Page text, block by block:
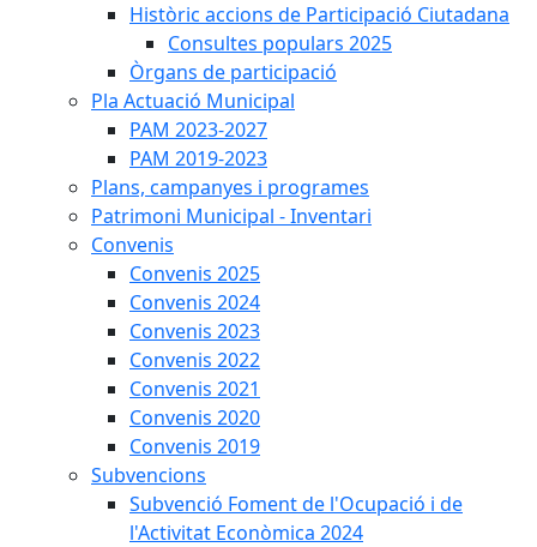
Històric accions de Participació Ciutadana
Consultes populars 2025
Òrgans de participació
Pla Actuació Municipal
PAM 2023-2027
PAM 2019-2023
Plans, campanyes i programes
Patrimoni Municipal - Inventari
Convenis
Convenis 2025
Convenis 2024
Convenis 2023
Convenis 2022
Convenis 2021
Convenis 2020
Convenis 2019
Subvencions
Subvenció Foment de l'Ocupació i de
l'Activitat Econòmica 2024